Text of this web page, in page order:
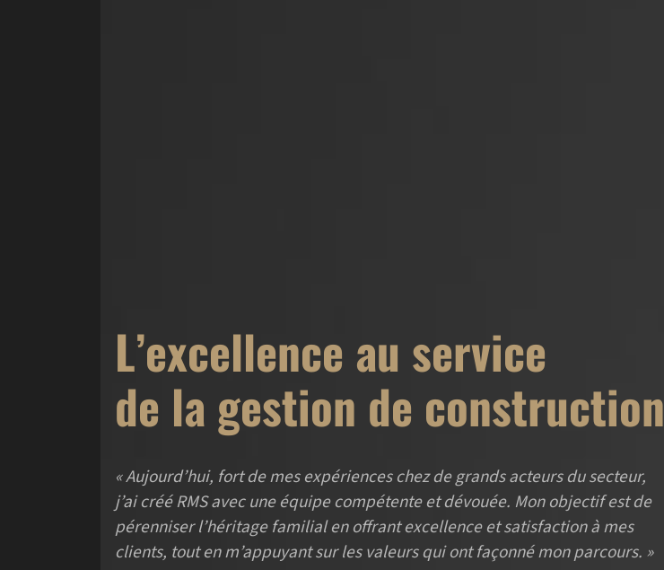
L’excellence au service
de la gestion de construction
« Aujourd’hui, fort de mes expériences chez de grands acteurs du secteur,
j’ai créé RMS avec une équipe compétente et dévouée. Mon objectif est de
pérenniser l’héritage familial en offrant excellence et satisfaction à mes
clients, tout en m’appuyant sur les valeurs qui ont façonné mon parcours. »